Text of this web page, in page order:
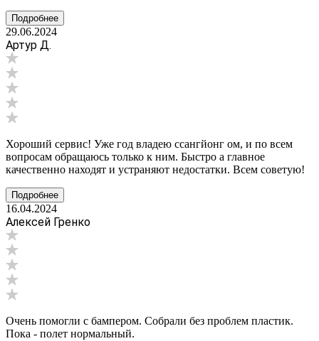
Подробнее
29.06.2024
Артур Д.
Хороший сервис! Уже год владею ссангйонг ом, и по всем
вопросам обращаюсь только к ним. Быстро а главное
качественно находят и устраняют недостатки. Всем советую!
Подробнее
16.04.2024
Алексей Гренко
Очень помогли с бампером. Собрали без проблем пластик.
Пока - полет нормальный.